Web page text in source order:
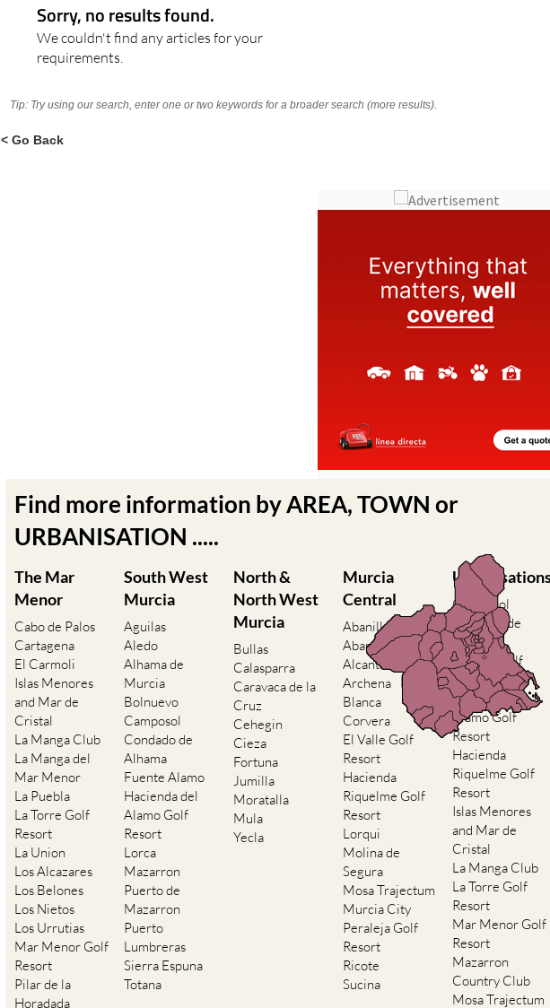
Sorry, no results found.
We couldn't find any articles for your
requirements.
Tip: Try using our search, enter one or two keywords for a broader search (more results).
< Go Back
Find more information by AREA, TOWN or
URBANISATION .....
The Mar
Menor
Cabo de Palos
Cartagena
El Carmoli
Islas Menores
and Mar de
Cristal
La Manga Club
La Manga del
Mar Menor
La Puebla
La Torre Golf
Resort
La Union
Los Alcazares
Los Belones
Los Nietos
Los Urrutias
Mar Menor Golf
Resort
Pilar de la
Horadada
South West
Murcia
Aguilas
Aledo
Alhama de
Murcia
Bolnuevo
Camposol
Condado de
Alhama
Fuente Alamo
Hacienda del
Alamo Golf
Resort
Lorca
Mazarron
Puerto de
Mazarron
Puerto
Lumbreras
Sierra Espuna
Totana
North &
North West
Murcia
Bullas
Calasparra
Caravaca de la
Cruz
Cehegin
Cieza
Fortuna
Jumilla
Moratalla
Mula
Yecla
Murcia
Central
Abanilla
Abaran
Alcantarilla
Archena
Blanca
Corvera
El Valle Golf
Resort
Hacienda
Riquelme Golf
Resort
Lorqui
Molina de
Segura
Mosa Trajectum
Murcia City
Peraleja Golf
Resort
Ricote
Sucina
Camposol
Condado de
Alhama
El Valle Golf
Resort
Hacienda del
Alamo Golf
Resort
Hacienda
Riquelme Golf
Resort
Islas Menores
and Mar de
Cristal
La Manga Club
La Torre Golf
Resort
Mar Menor Golf
Resort
Mazarron
Country Club
Mosa Trajectum